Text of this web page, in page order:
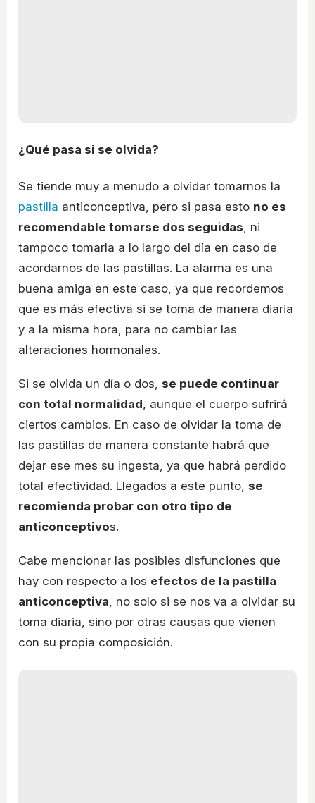
¿Qué pasa si se olvida?
Se tiende muy a menudo a olvidar tomarnos la
pastilla anticonceptiva, pero si pasa esto no es
recomendable tomarse dos seguidas , ni
tampoco tomarla a lo largo del día en caso de
acordarnos de las pastillas. La alarma es una
buena amiga en este caso, ya que recordemos
que es más efectiva si se toma de manera diaria
y a la misma hora, para no cambiar las
alteraciones hormonales.
Si se olvida un día o dos, se puede continuar
con total normalidad , aunque el cuerpo sufrirá
ciertos cambios. En caso de olvidar la toma de
las pastillas de manera constante habrá que
dejar ese mes su ingesta, ya que habrá perdido
total efectividad. Llegados a este punto, se
recomienda probar con otro tipo de
anticonceptivos.
Cabe mencionar las posibles disfunciones que
hay con respecto a los efectos de la pastilla
anticonceptiva , no solo si se nos va a olvidar su
toma diaria, sino por otras causas que vienen
con su propia composición.